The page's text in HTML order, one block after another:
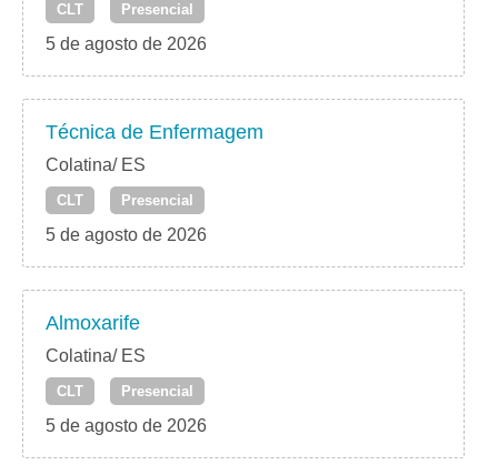
CLT Presencial
5 de agosto de 2026
Técnica de Enfermagem
Colatina/ ES
CLT Presencial
5 de agosto de 2026
Almoxarife
Colatina/ ES
CLT Presencial
5 de agosto de 2026